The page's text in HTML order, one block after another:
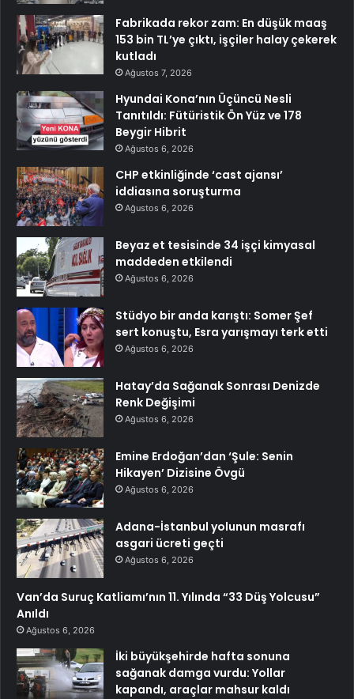
Fabrikada rekor zam: En düşük maaş
153 bin TL’ye çıktı, işçiler halay çekerek
kutladı
Ağustos 7, 2026
Hyundai Kona’nın Üçüncü Nesli
Tanıtıldı: Fütüristik Ön Yüz ve 178
Beygir Hibrit
Ağustos 6, 2026
CHP etkinliğinde ‘cast ajansı’
iddiasına soruşturma
Ağustos 6, 2026
Beyaz et tesisinde 34 işçi kimyasal
maddeden etkilendi
Ağustos 6, 2026
Stüdyo bir anda karıştı: Somer Şef
sert konuştu, Esra yarışmayı terk etti
Ağustos 6, 2026
Hatay’da Sağanak Sonrası Denizde
Renk Değişimi
Ağustos 6, 2026
Emine Erdoğan’dan ‘Şule: Senin
Hikayen’ Dizisine Övgü
Ağustos 6, 2026
Adana-İstanbul yolunun masrafı
asgari ücreti geçti
Ağustos 6, 2026
Van’da Suruç Katliamı’nın 11. Yılında “33 Düş Yolcusu”
Anıldı
Ağustos 6, 2026
İki büyükşehirde hafta sonuna
sağanak damga vurdu: Yollar
kapandı, araçlar mahsur kaldı